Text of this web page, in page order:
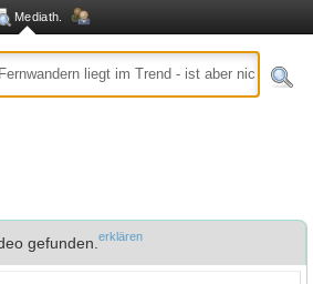
Mediath.
gefunden. erklären